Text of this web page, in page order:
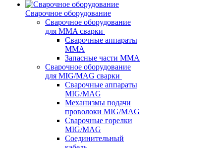
Сварочное оборудование
Сварочное оборудование
для MMA сварки
Сварочные аппараты
MMA
Запасные части MMA
Сварочное оборудование
для MIG/MAG сварки
Сварочные аппараты
MIG/MAG
Механизмы подачи
проволоки MIG/MAG
Сварочные горелки
MIG/MAG
Соединительный